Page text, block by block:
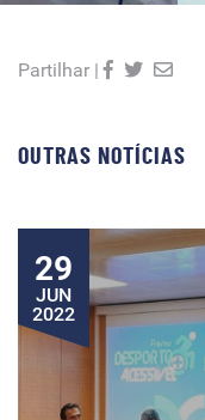
Partilhar |
OUTRAS NOTÍCIAS
29
JUN
2022